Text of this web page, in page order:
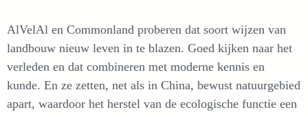
AlVelAl en Commonland proberen dat soort wijzen van
landbouw nieuw leven in te blazen. Goed kijken naar het
verleden en dat combineren met moderne kennis en
kunde. En ze zetten, net als in China, bewust natuurgebied
apart, waardoor het herstel van de ecologische functie een